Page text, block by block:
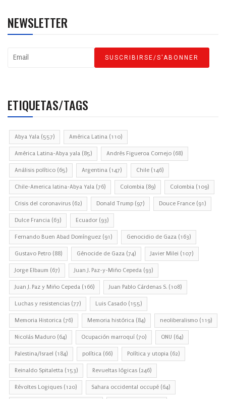
NEWSLETTER
ETIQUETAS/TAGS
Abya Yala (557) América Latina (110)
América Latina-Abya yala (85) Andrés Figueroa Cornejo (68)
Análisis político (65) Argentina (147) Chile (146)
Chile-America latina-Abya Yala (76) Colombia (89) Colombia (109)
Crisis del coronavirus (62) Donald Trump (97) Douce France (91)
Dulce Francia (63) Ecuador (93)
Fernando Buen Abad Domínguez (91) Genocidio de Gaza (163)
Gustavo Petro (88) Génocide de Gaza (74) Javier Milei (107)
Jorge Elbaum (67) Juan J. Paz-y-Miño Cepeda (93)
Juan J. Paz y Miño Cepeda (166) Juan Pablo Cárdenas S. (108)
Luchas y resistencias (77) Luis Casado (155)
Memoria Historica (76) Memoria histórica (84) neoliberalismo (119)
Nicolás Maduro (64) Ocupación marroquí (70) ONU (64)
Palestina/Israel (184) política (66) Política y utopia (62)
Reinaldo Spitaletta (153) Revueltas lógicas (246)
Révoltes Logiques (120) Sahara occidental occupé (64)